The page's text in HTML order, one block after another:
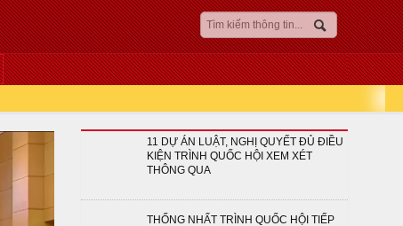
11 DỰ ÁN LUẬT, NGHỊ QUYẾT ĐỦ ĐIỀU
KIỆN TRÌNH QUỐC HỘI XEM XÉT
THÔNG QUA
THỐNG NHẤT TRÌNH QUỐC HỘI TIẾP